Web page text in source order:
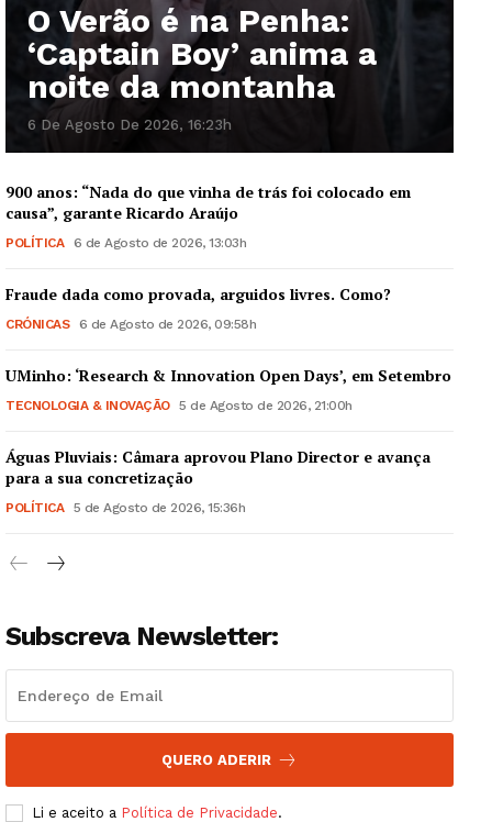
Guimarães, agora!
Institucional
Artigos
Edição Digital
O Verão é na Penha:
‘Captain Boy’ anima a
noite da montanha
6 De Agosto De 2026, 16:23h
900 anos: “Nada do que vinha de trás foi colocado em
causa”, garante Ricardo Araújo
POLÍTICA 6 de Agosto de 2026, 13:03h
Fraude dada como provada, arguidos livres. Como?
CRÓNICAS 6 de Agosto de 2026, 09:58h
UMinho: ‘Research & Innovation Open Days’, em Setembro
TECNOLOGIA & INOVAÇÃO 5 de Agosto de 2026, 21:00h
Águas Pluviais: Câmara aprovou Plano Director e avança
para a sua concretização
POLÍTICA 5 de Agosto de 2026, 15:36h
Subscreva Newsletter:
QUERO ADERIR
Li e aceito a Política de Privacidade.